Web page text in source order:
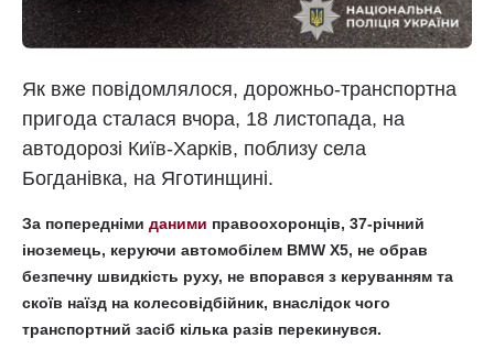
Як вже повідомлялося, дорожньо-транспортна
пригода сталася вчора, 18 листопада, на
автодорозі Київ-Харків, поблизу села
Богданівка, на Яготинщині.
За попередніми даними правоохоронців, 37-річний
іноземець, керуючи автомобілем BMW X5, не обрав
безпечну швидкість руху, не впорався з керуванням та
скоїв наїзд на колесовідбійник, внаслідок чого
транспортний засіб кілька разів перекинувся.